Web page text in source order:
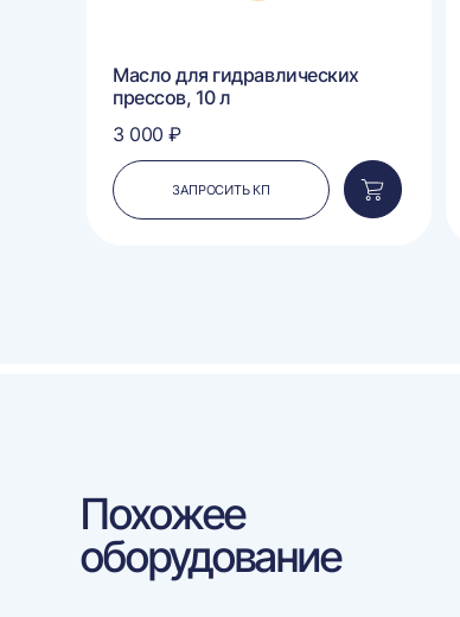
Масло для гидравлических
прессов, 10 л
3 000 ₽
ЗАПРОСИТЬ КП
Добавить
в
Похожее
оборудование